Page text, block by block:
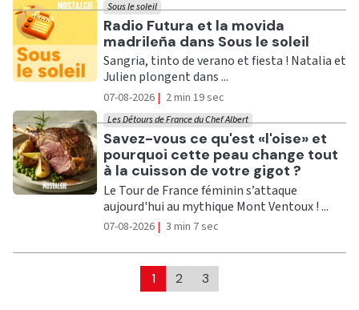
Ecouter
Radio Futura et la movida
madrileña dans Sous le soleil
Sous le soleil
Sangria, tinto de verano et fiesta ! Natalia et
Julien plongent dans ...
07-08-2026 | 2 min 19 sec
Ecouter
Savez-vous ce qu'est «l'oise» et
pourquoi cette peau change tout
à la cuisson de votre gigot ?
Les Détours de France du Chef Albert
Le Tour de France féminin s’attaque
aujourd'hui au mythique Mont Ventoux ! ...
07-08-2026 | 3 min 7 sec
1 2 3